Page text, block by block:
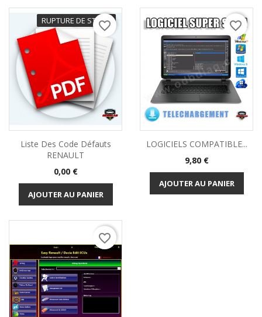
RUPTURE DE STOCK
Liste Des Code Défauts
RENAULT
Prix
0,00 €
AJOUTER AU PANIER
favorite_border
LOGICIELS COMPATIBLE...
Prix
9,80 €
AJOUTER AU PANIER
favorite_border
favorite_border